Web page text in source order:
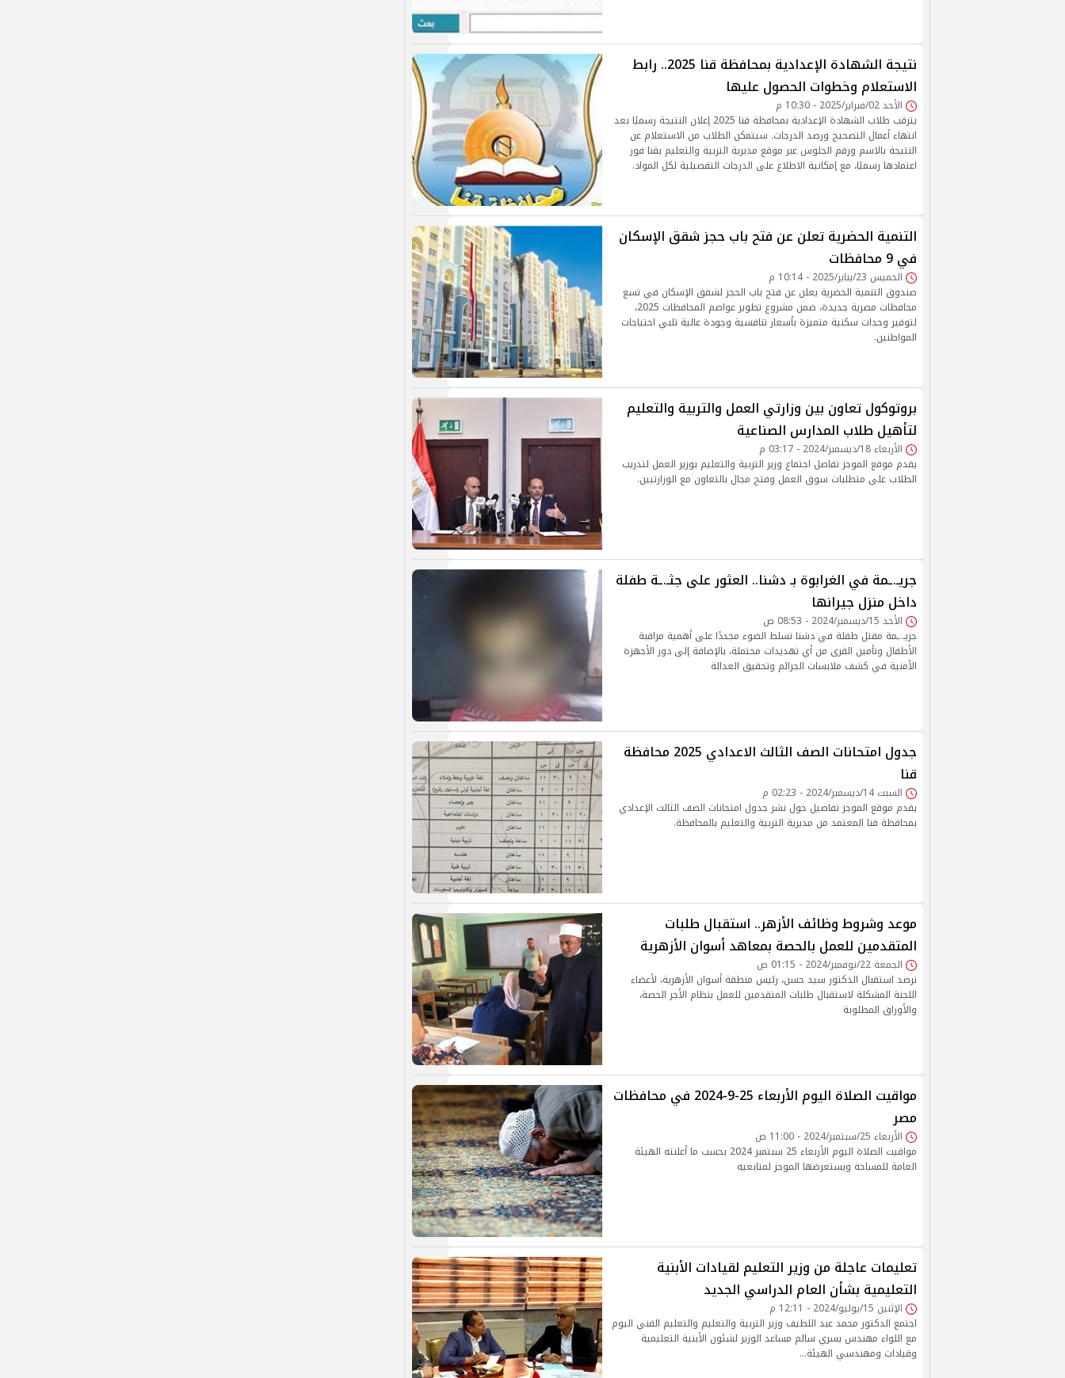
نتيجة الشهادة الإعدادية بمحافظة قنا 2025.. رابط
الاستعلام وخطوات الحصول عليها
الأحد 02/فبراير/2025 - 10:30 م
يترقب طلاب الشهادة الإعدادية بمحافظة قنا 2025 إعلان النتيجة رسميًا بعد
انتهاء أعمال التصحيح ورصد الدرجات. سيتمكن الطلاب من الاستعلام عن
النتيجة بالاسم ورقم الجلوس عبر موقع مديرية التربية والتعليم بقنا فور
اعتمادها رسميًا، مع إمكانية الاطلاع على الدرجات التفصيلية لكل المواد.
التنمية الحضرية تعلن عن فتح باب حجز شقق الإسكان
في 9 محافظات
الخميس 23/يناير/2025 - 10:14 م
صندوق التنمية الحضرية يعلن عن فتح باب الحجز لشقق الإسكان في تسع
محافظات مصرية جديدة، ضمن مشروع تطوير عواصم المحافظات 2025،
لتوفير وحدات سكنية متميزة بأسعار تنافسية وجودة عالية تلبي احتياجات
المواطنين.
بروتوكول تعاون بين وزارتي العمل والتربية والتعليم
لتأهيل طلاب المدارس الصناعية
الأربعاء 18/ديسمبر/2024 - 03:17 م
يقدم موقع الموجز تفاصل اجتماع وزير التربية والتعليم بوزير العمل لتدريب
الطلاب على متطلبات سوق العمل وفتح مجال بالتعاون مع الوزارتيين.
جريـ.ـمة في الغرابوة بـ دشنا.. العثور على جثـ.ـة طفلة
داخل منزل جيرانها
الأحد 15/ديسمبر/2024 - 08:53 ص
جريـ.ـمة مقتل طفلة في دشنا تسلط الضوء مجددًا على أهمية مراقبة
الأطفال وتأمين القرى من أي تهديدات محتملة، بالإضافة إلى دور الأجهزة
الأمنية في كشف ملابسات الجرائم وتحقيق العدالة
جدول امتحانات الصف الثالث الاعدادي 2025 محافظة
قنا
السبت 14/ديسمبر/2024 - 02:23 م
يقدم موقع الموجز تفاصيل حول نشر جدول امتحانات الصف الثالث الإعدادي
بمحافظة قنا المعتمد من مديرية التربية والتعليم بالمحافظة.
موعد وشروط وظائف الأزهر.. استقبال طلبات
المتقدمين للعمل بالحصة بمعاهد أسوان الأزهرية
الجمعة 22/نوفمبر/2024 - 01:15 ص
نرصد استقبال الدكتور سيد حسن، رئيس منطقة أسوان الأزهرية، لأعضاء
اللجنة المشكلة لاستقبال طلبات المتقدمين للعمل بنظام الأجر الحصة،
والأوراق المطلوبة
مواقيت الصلاة اليوم الأربعاء 25-9-2024 في محافظات
مصر
الأربعاء 25/سبتمبر/2024 - 11:00 ص
مواقيت الصلاة اليوم الأربعاء 25 سبتمبر 2024 بحسب ما أعلنته الهيئة
العامة للمساحة ويستعرضها الموجز لمتابعيه
تعليمات عاجلة من وزير التعليم لقيادات الأبنية
التعليمية بشأن العام الدراسي الجديد
الإثنين 15/يوليو/2024 - 12:11 م
اجتمع الدكتور محمد عبد اللطيف وزير التربية والتعليم والتعليم الفني اليوم
مع اللواء مهندس يسري سالم مساعد الوزير لشئون الأبنية التعليمية
وقيادات ومهندسي الهيئة…